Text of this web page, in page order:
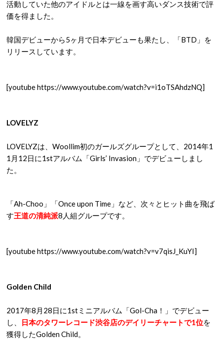
活動していた他のアイドルとは一線を画す高いダンス技術で評
価を得ました。
韓国デビューから5ヶ月で日本デビューも果たし、「BTD」を
リリースしています。
[youtube https://www.youtube.com/watch?v=i1oTSAhdzNQ]
LOVELYZ
LOVELYZは、Woollim初のガールズグループとして、2014年1
1月12日に1stアルバム「Girls’ Invasion」でデビューしまし
た。
「Ah-Choo」「Once upon Time」など、次々とヒット曲を飛ば
す王道の清純派8人組グループです。
[youtube https://www.youtube.com/watch?v=v7qisJ_KuYI]
Golden Child
2017年8月28日に1stミニアルバム「Gol-Cha！」でデビュー
し、
日本のタワーレコード渋谷店のデイリーチャートで1位を
獲得したGolden Child。